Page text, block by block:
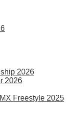
2026
2026
Freestyle 2025